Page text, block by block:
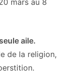
mars au 8
aile.
de la religion,